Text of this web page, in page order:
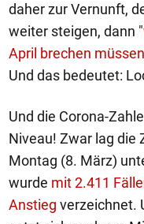
daher zur Vernunft,
weiter steigen, dann "
April brechen müssen
Und das bedeutet:
Und die Corona-
Niveau! Zwar lag die
Montag (8. März)
wurde mit 2.411
Anstieg verzeichnet.